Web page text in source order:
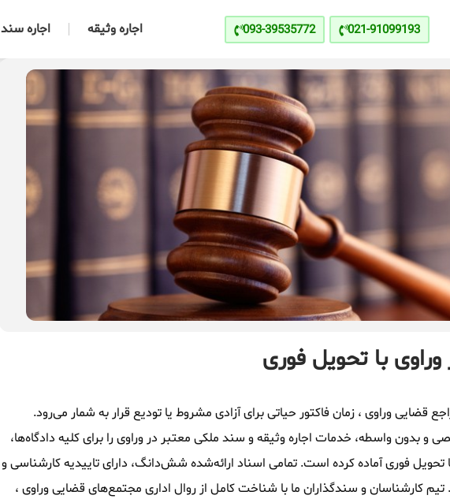
021-91099193
093-39535772 اجاره وثیقه اجاره سند
با تحویل فوری
قضایی وراوی ، زمان فاکتور حیاتی برای آزادی مشروط یا تودیع قرار به شمار می‌رود.
و بدون واسطه، خدمات اجاره وثیقه و سند ملکی معتبر در وراوی را برای کلیه دادگاه‌ها،
فوری آماده کرده است. تمامی اسناد ارائه‌شده شش‌دانگ، دارای تاییدیه کارشناسی و
کارشناسان و سندگذاران ما با شناخت کامل از روال اداری مجتمع‌های قضایی وراوی ،